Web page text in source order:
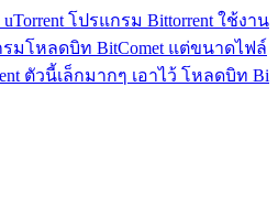
โปรแกรม Bittorrent ใช้งาน
มโหลดบิท BitComet แต่ขนาดไฟล์
ตัวนี้เล็กมากๆ เอาไว้ โหลดบิท Bi